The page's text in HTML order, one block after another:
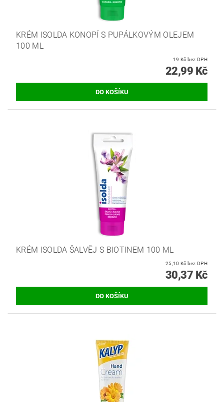
KRÉM ISOLDA KONOPÍ S PUPÁLKOVÝM OLEJEM
100 ML
19 Kč bez DPH
22,99 Kč
KRÉM ISOLDA ŠALVĚJ S BIOTINEM 100 ML
25,10 Kč bez DPH
30,37 Kč